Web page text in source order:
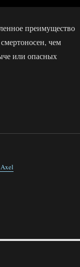
преимущество
чем
или опасных
Axel